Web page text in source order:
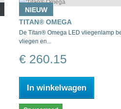
NIEUW
TITAN® OMEGA
De Titan® Omega LED vliegenlamp
vliegen en...
€ 260.15
In winkelwagen